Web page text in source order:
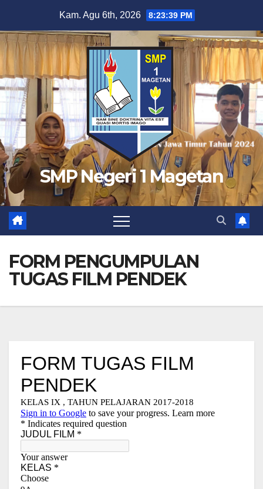
content
Kam. Agu 6th, 2026 8:23:40 PM
SMP Negeri 1 Magetan
FORM PENGUMPULAN
TUGAS FILM PENDEK